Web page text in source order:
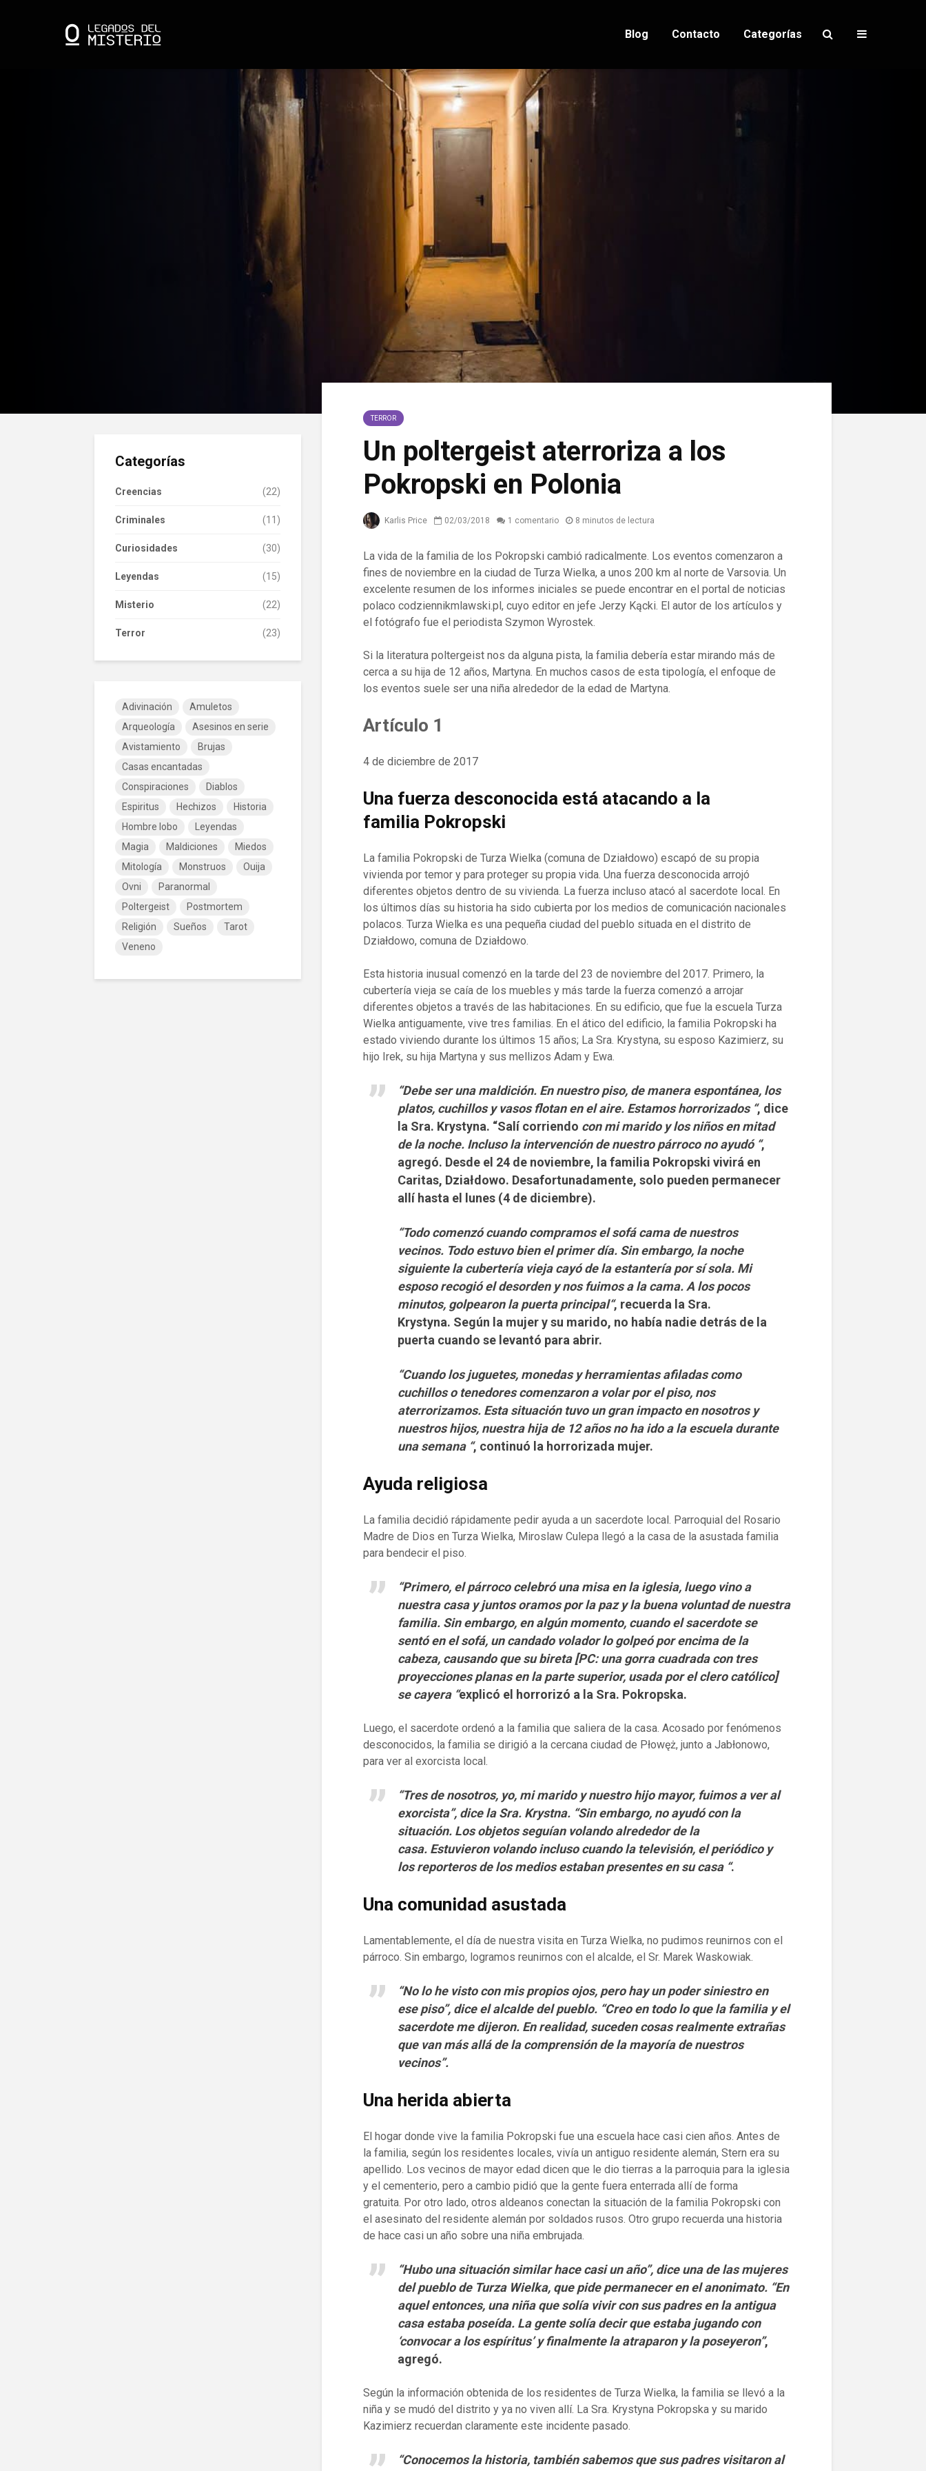
Blog Contacto Categorías
TERROR
Un poltergeist aterroriza a los
Pokropski en Polonia
Karlis Price 02/03/2018 1 comentario 8 minutos de lectura
La vida de la familia de los Pokropski cambió radicalmente. Los eventos comenzaron a
fines de noviembre en la ciudad de Turza Wielka, a unos 200 km al norte de Varsovia. Un
excelente resumen de los informes iniciales se puede encontrar en el portal de noticias
polaco codziennikmlawski.pl, cuyo editor en jefe Jerzy Kącki. El autor de los artículos y
el fotógrafo fue el periodista Szymon Wyrostek.
Si la literatura poltergeist nos da alguna pista, la familia debería estar mirando más de
cerca a su hija de 12 años, Martyna. En muchos casos de esta tipología, el enfoque de
los eventos suele ser una niña alrededor de la edad de Martyna.
Artículo 1
4 de diciembre de 2017
Una fuerza desconocida está atacando a la
familia Pokropski
La familia Pokropski de Turza Wielka (comuna de Działdowo) escapó de su propia
vivienda por temor y para proteger su propia vida. Una fuerza desconocida arrojó
diferentes objetos dentro de su vivienda. La fuerza incluso atacó al sacerdote local. En
los últimos días su historia ha sido cubierta por los medios de comunicación nacionales
polacos. Turza Wielka es una pequeña ciudad del pueblo situada en el distrito de
Działdowo, comuna de Działdowo.
Esta historia inusual comenzó en la tarde del 23 de noviembre del 2017. Primero, la
cubertería vieja se caía de los muebles y más tarde la fuerza comenzó a arrojar
diferentes objetos a través de las habitaciones. En su edificio, que fue la escuela Turza
Wielka antiguamente, vive tres familias. En el ático del edificio, la familia Pokropski ha
estado viviendo durante los últimos 15 años; La Sra. Krystyna, su esposo Kazimierz, su
hijo Irek, su hija Martyna y sus mellizos Adam y Ewa.
“Debe ser una maldición. En nuestro piso, de manera espontánea, los
platos, cuchillos y vasos flotan en el aire. Estamos horrorizados “, dice
la Sra. Krystyna. “Salí corriendo con mi marido y los niños en mitad
de la noche. Incluso la intervención de nuestro párroco no ayudó “,
agregó. Desde el 24 de noviembre, la familia Pokropski vivirá en
Caritas, Działdowo. Desafortunadamente, solo pueden permanecer
allí hasta el lunes (4 de diciembre).
“Todo comenzó cuando compramos el sofá cama de nuestros
vecinos. Todo estuvo bien el primer día. Sin embargo, la noche
siguiente la cubertería vieja cayó de la estantería por sí sola. Mi
esposo recogió el desorden y nos fuimos a la cama. A los pocos
minutos, golpearon la puerta principal“, recuerda la Sra.
Krystyna. Según la mujer y su marido, no había nadie detrás de la
puerta cuando se levantó para abrir.
“Cuando los juguetes, monedas y herramientas afiladas como
cuchillos o tenedores comenzaron a volar por el piso, nos
aterrorizamos. Esta situación tuvo un gran impacto en nosotros y
nuestros hijos, nuestra hija de 12 años no ha ido a la escuela durante
una semana “, continuó la horrorizada mujer.
Ayuda religiosa
La familia decidió rápidamente pedir ayuda a un sacerdote local. Parroquial del Rosario
Madre de Dios en Turza Wielka, Miroslaw Culepa llegó a la casa de la asustada familia
para bendecir el piso.
“Primero, el párroco celebró una misa en la iglesia, luego vino a
nuestra casa y juntos oramos por la paz y la buena voluntad de nuestra
familia. Sin embargo, en algún momento, cuando el sacerdote se
sentó en el sofá, un candado volador lo golpeó por encima de la
cabeza, causando que su bireta [PC: una gorra cuadrada con tres
proyecciones planas en la parte superior, usada por el clero católico]
se cayera “explicó el horrorizó a la Sra. Pokropska.
Luego, el sacerdote ordenó a la familia que saliera de la casa. Acosado por fenómenos
desconocidos, la familia se dirigió a la cercana ciudad de Płowęż, junto a Jabłonowo,
para ver al exorcista local.
“Tres de nosotros, yo, mi marido y nuestro hijo mayor, fuimos a ver al
exorcista”, dice la Sra. Krystna. “Sin embargo, no ayudó con la
situación. Los objetos seguían volando alrededor de la
casa. Estuvieron volando incluso cuando la televisión, el periódico y
los reporteros de los medios estaban presentes en su casa “.
Una comunidad asustada
Lamentablemente, el día de nuestra visita en Turza Wielka, no pudimos reunirnos con el
párroco. Sin embargo, logramos reunirnos con el alcalde, el Sr. Marek Waskowiak.
“No lo he visto con mis propios ojos, pero hay un poder siniestro en
ese piso”, dice el alcalde del pueblo. “Creo en todo lo que la familia y el
sacerdote me dijeron. En realidad, suceden cosas realmente extrañas
que van más allá de la comprensión de la mayoría de nuestros
vecinos”.
Una herida abierta
El hogar donde vive la familia Pokropski fue una escuela hace casi cien años. Antes de
la familia, según los residentes locales, vivía un antiguo residente alemán, Stern era su
apellido. Los vecinos de mayor edad dicen que le dio tierras a la parroquia para la iglesia
y el cementerio, pero a cambio pidió que la gente fuera enterrada allí de forma
gratuita. Por otro lado, otros aldeanos conectan la situación de la familia Pokropski con
el asesinato del residente alemán por soldados rusos. Otro grupo recuerda una historia
de hace casi un año sobre una niña embrujada.
“Hubo una situación similar hace casi un año”, dice una de las mujeres
del pueblo de Turza Wielka, que pide permanecer en el anonimato. “En
aquel entonces, una niña que solía vivir con sus padres en la antigua
casa estaba poseída. La gente solía decir que estaba jugando con
‘convocar a los espíritus’ y finalmente la atraparon y la poseyeron”,
agregó.
Según la información obtenida de los residentes de Turza Wielka, la familia se llevó a la
niña y se mudó del distrito y ya no viven allí. La Sra. Krystyna Pokropska y su marido
Kazimierz recuerdan claramente este incidente pasado.
“Conocemos la historia, también sabemos que sus padres visitaron al
Categorías
Creencias (22)
Criminales (11)
Curiosidades (30)
Leyendas (15)
Misterio (22)
Terror (23)
Adivinación
Amuletos
Arqueología
Asesinos en serie
Avistamiento
Brujas
Casas encantadas
Conspiraciones
Diablos
Espiritus
Hechizos
Historia
Hombre lobo
Leyendas
Magia
Maldiciones
Miedos
Mitología
Monstruos
Ouija
Ovni
Paranormal
Poltergeist
Postmortem
Religión
Sueños
Tarot
Veneno